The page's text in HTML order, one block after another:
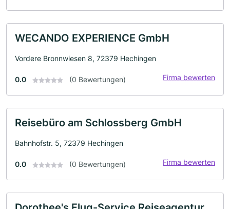
WECANDO EXPERIENCE GmbH
Vordere Bronnwiesen 8, 72379 Hechingen
0.0 (0 Bewertungen) Firma bewerten
Reisebüro am Schlossberg GmbH
Bahnhofstr. 5, 72379 Hechingen
0.0 (0 Bewertungen) Firma bewerten